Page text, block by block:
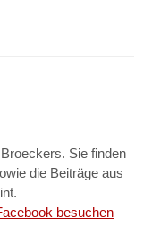
Sie finden
die Beiträge aus
besuchen